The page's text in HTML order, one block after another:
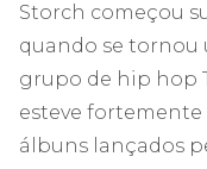
Storch começou
quando se tornou
grupo de hip hop
esteve
álbuns lançados